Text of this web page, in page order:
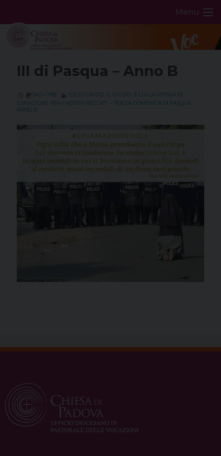
content
Menu
III di Pasqua – Anno B
940 × 788
“GESÙ CRISTO, IL GIUSTO. È LUI LA VITTIMA DI
ESPIAZIONE PER I NOSTRI PECCATI” – TERZA DOMENICA DI PASQUA,
ANNO B